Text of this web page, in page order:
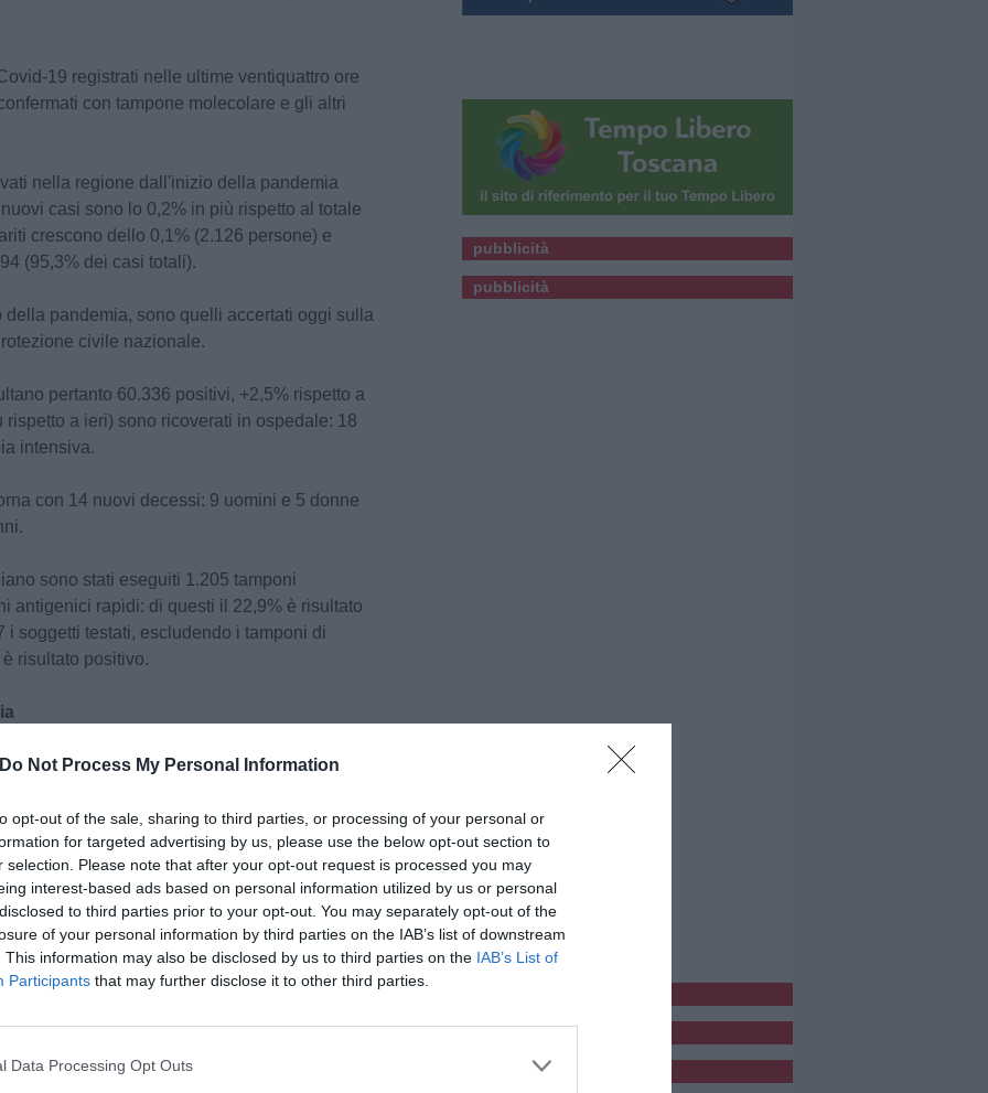
Do Not Process My Personal Information
opt-out of the sale, sharing to third parties, or processing of your personal or
for targeted advertising by us, please use the below opt-out section to
selection. Please note that after your opt-out request is processed you may
interest-based ads based on personal information utilized by us or personal
to third parties prior to your opt-out. You may separately opt-out of the
of your personal information by third parties on the IAB’s list of downstream
This information may also be disclosed by us to third parties on the IAB’s List of
Participants that may further disclose it to other third parties.
Data Processing Opt Outs
19 registrati nelle ultime ventiquattro ore
con tampone molecolare e gli altri
nella regione dall'inizio della pandemia
casi sono lo 0,2% in più rispetto al totale
crescono dello 0,1% (2.126 persone) e
(95,3% dei casi totali).
della pandemia, sono quelli accertati oggi sulla
civile nazionale.
pertanto 60.336 positivi, +2,5% rispetto a
a ieri) sono ricoverati in ospedale: 18
intensiva.
con 14 nuovi decessi: 9 uomini e 5 donne
sono stati eseguiti 1.205 tamponi
antigenici rapidi: di questi il 22,9% è risultato
i soggetti testati, escludendo i tamponi di
risultato positivo.
407.692 i positivi dall'inizio dell'emergenza
di Firenze (921 in più rispetto a ieri),
in più), 118.374 a Pistoia (273 in più),
in più), 163.458 a Lucca (462 in più),
137.440 a Livorno (448 in più), 136.687 ad
a Siena (190 in più) e 84.118 a Grosseto (194
569 casi di positività notificati in Toscana
in altre regioni.
casi complessivi ogni 100.000 abitanti
residenti e non residenti). Al momento la
più alto é Lucca (con 42.572 casi ogni 100
(42.092) e Livorno (41.776). La più bassa
pubblicità
pubblicità
Pubblicità
pubblicità